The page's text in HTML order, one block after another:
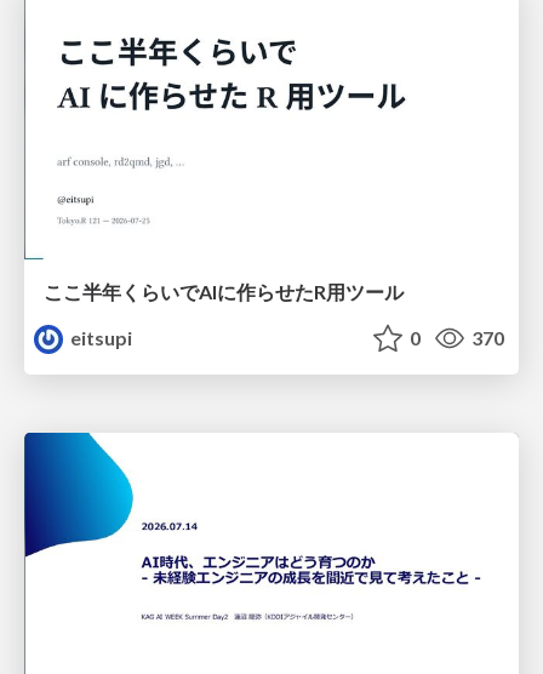
ここ半年くらいでAIに作らせたR用ツール
eitsupi
0 370